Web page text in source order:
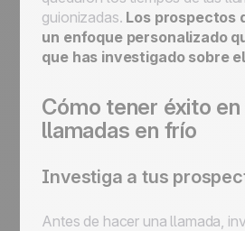
guionizadas. Los prospectos
un enfoque personalizado
que has investigado sobre
Cómo tener éxito en
llamadas en frío
Investiga a tus
Antes de hacer una llamada,